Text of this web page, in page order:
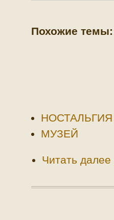
Похожие темы:
МУЗЕЙ
Читать далее